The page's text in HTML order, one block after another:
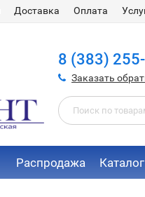
Доставка Оплата
8 (383)
Заказать
Распродажа Каталог